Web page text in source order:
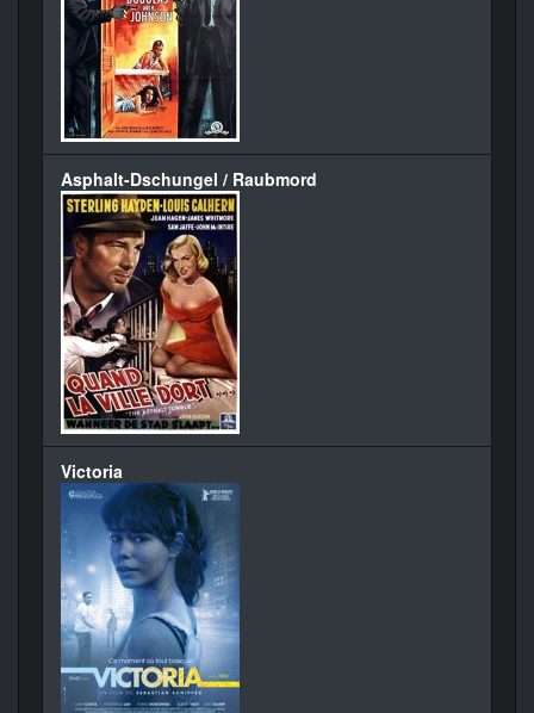
Asphalt-Dschungel / Raubmord
Victoria